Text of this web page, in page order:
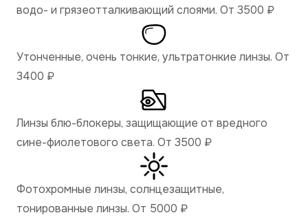
водо- и грязеотталкивающий слоями. От 3500 ₽
Утонченные, очень тонкие, ультратонкие линзы. От
3400 ₽
Линзы блю-блокеры, защищающие от вредного
сине-фиолетового света. От 3500 ₽
Фотохромные линзы, солнцезащитные,
тонированные линзы. От 5000 ₽